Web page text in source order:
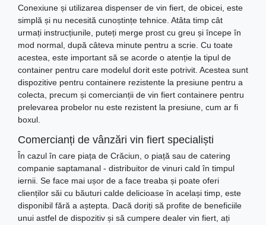
Conexiune și utilizarea dispenser de vin fiert, de obicei, este
simplă și nu necesită cunoștințe tehnice. Atâta timp cât
urmați instrucțiunile, puteți merge prost cu greu și începe în
mod normal, după câteva minute pentru a scrie. Cu toate
acestea, este important să se acorde o atenție la tipul de
container pentru care modelul dorit este potrivit. Acestea sunt
dispozitive pentru containere rezistente la presiune pentru a
colecta, precum și comercianții de vin fiert containere pentru
prelevarea probelor nu este rezistent la presiune, cum ar fi
boxul.
Comercianți de vânzări vin fiert specialiști
În cazul în care piața de Crăciun, o piață sau de catering
companie saptamanal - distribuitor de vinuri cald în timpul
iernii. Se face mai ușor de a face treaba și poate oferi
clienților săi cu băuturi calde delicioase în același timp, este
disponibil fără a aștepta. Dacă doriți să profite de beneficiile
unui astfel de dispozitiv și să cumpere dealer vin fiert, ați